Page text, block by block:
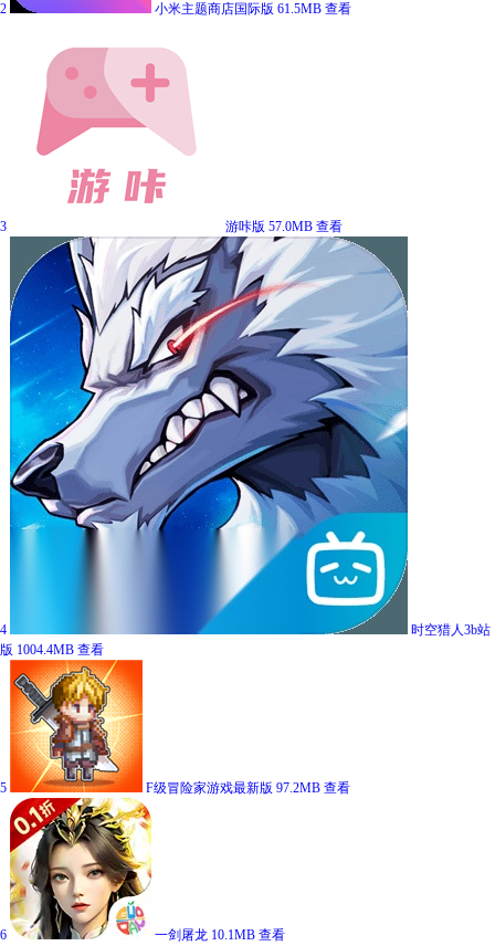
2 小米主题商店国际版 61.5MB 查看
3 游咔版 57.0MB 查看
4
时空猎人3b站
版 1004.4MB 查看
5 F级冒险家游戏最新版 97.2MB 查看
6 一剑屠龙 10.1MB 查看